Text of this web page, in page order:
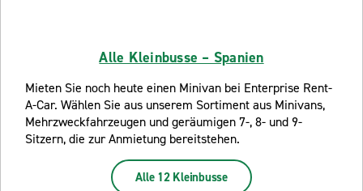
Alle Kleinbusse – Spanien
Mieten Sie noch heute einen Minivan bei Enterprise Rent-
A-Car. Wählen Sie aus unserem Sortiment aus Minivans,
Mehrzweckfahrzeugen und geräumigen 7-, 8- und 9-
Sitzern, die zur Anmietung bereitstehen.
Alle 12 Kleinbusse